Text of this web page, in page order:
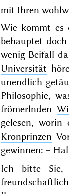
mit Ihren
Wie kommt es
behauptet
wenig Beifall
Universität
unendlich
Philosophie,
frömerlnden
gelesen,
Kronprinzen
gewinnen: –
Ich bitte Sie,